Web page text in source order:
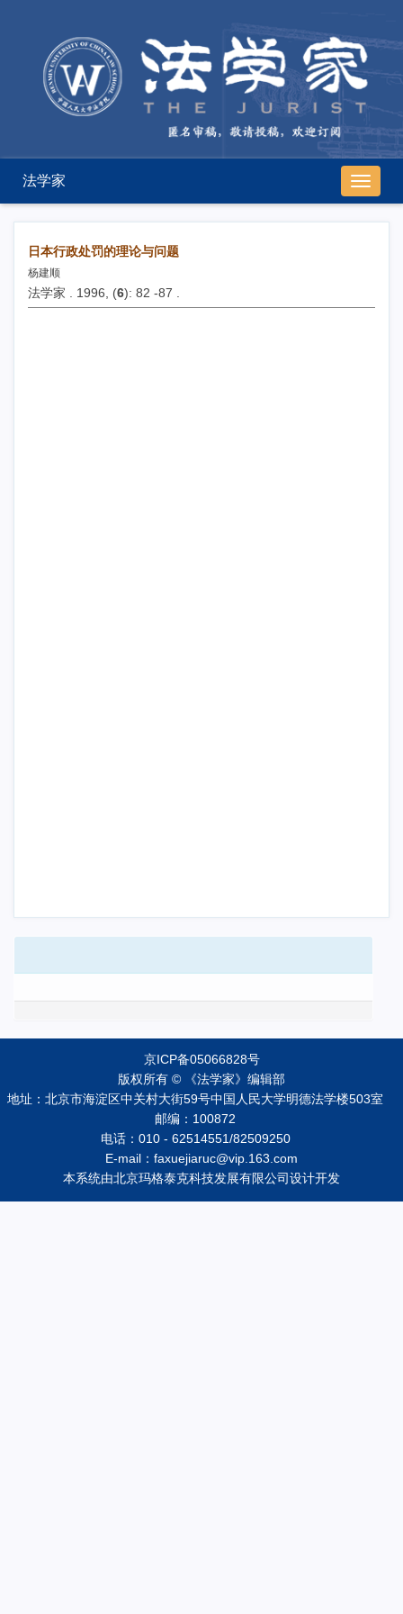
导
航
切
法学家
日本行政处罚的理论与问题
杨建顺
法学家 . 1996, (6): 82 -87 .
京ICP备05066828号
版权所有 © 《法学家》编辑部
地址：北京市海淀区中关村大街59号中国人民大学明德法学楼503室
邮编：100872
电话：010 - 62514551/82509250
E-mail：faxuejiaruc@vip.163.com
本系统由北京玛格泰克科技发展有限公司设计开发